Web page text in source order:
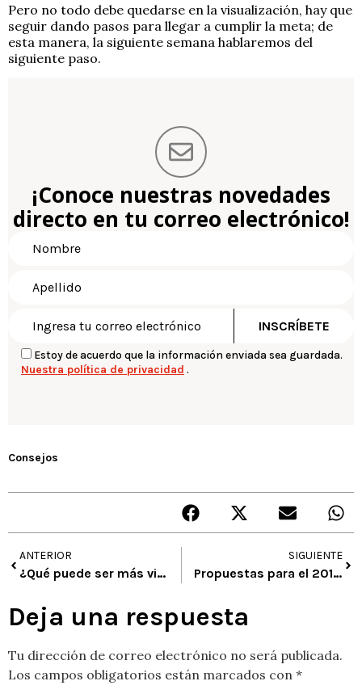
Pero no todo debe quedarse en la visualización, hay que
seguir dando pasos para llegar a cumplir la meta; de
esta manera, la siguiente semana hablaremos del
siguiente paso.
¡Conoce nuestras novedades
directo en tu correo electrónico!
Estoy de acuerdo que la información enviada sea guardada.
Nuestra política de privacidad .
Consejos
ANTERIOR
¿Qué puede ser más vistoso que un árbol de Navidad decorado con bombillos hechos por nuestros hijos?
SIGUIENTE
Propuestas para el 2012: herramientas artísticas para lograr cumplirlas – Identificar los pasos a seguir
Deja una respuesta
Tu dirección de correo electrónico no será publicada.
Los campos obligatorios están marcados con *